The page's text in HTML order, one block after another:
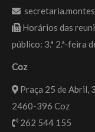
Horários das
público: 3.ª 2.ª-feira
Coz
Praça 25 de Abril,
2460-396 Coz
262 544 155